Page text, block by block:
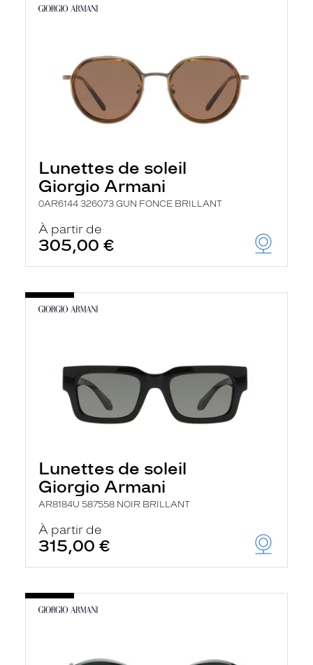
Lunettes de soleil
Giorgio Armani
0AR6144 326073 GUN FONCE BRILLANT
À partir de
305,00 €
Lunettes de soleil
Giorgio Armani
AR8184U 587558 NOIR BRILLANT
À partir de
315,00 €